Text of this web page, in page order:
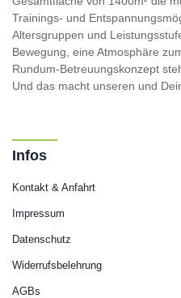
Trainings- und
Altersgruppen und
Bewegung, eine Atmosphäre
Rundum-Betreuungskonzept
Und das macht unseren und
Infos
Kontakt & Anfahrt
Impressum
Datenschutz
Widerrufsbelehrung
AGBs